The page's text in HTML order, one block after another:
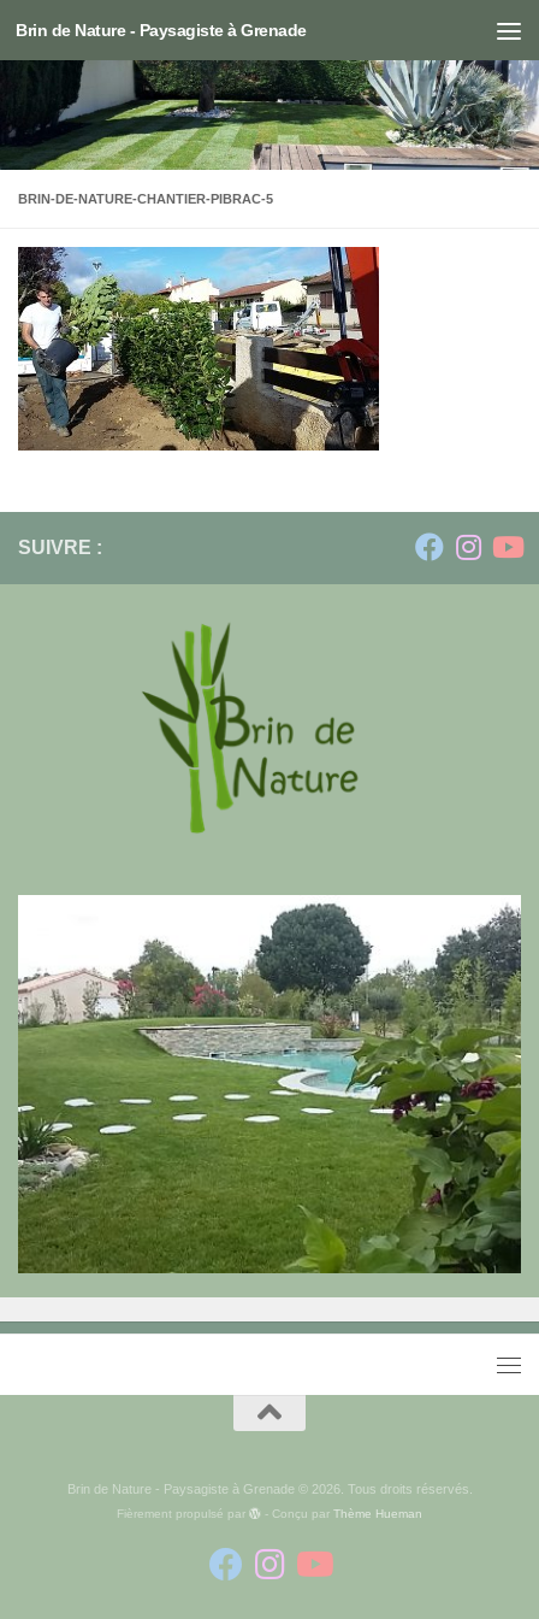
Skip to content
Brin de Nature - Paysagiste à Grenade
BRIN-DE-NATURE-CHANTIER-PIBRAC-5
SUIVRE :
Brin de Nature - Paysagiste à Grenade © 2026. Tous droits réservés.
Fièrement propulsé par - Conçu par Thème Hueman